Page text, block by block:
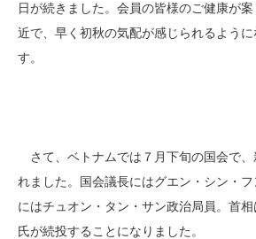
日が続きました。会員の皆様のご健康が
近で、早く初秋の気配が感じられるよう
す。
さて、ベトナムでは７月下旬の国会で、
れました。国会議長にはグエン・シン・
にはチュオン・タン・サン政治局員。首
氏が続投することになりました。